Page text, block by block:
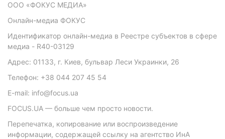
ООО «ФОКУС МЕДИА»
Онлайн-медиа ФОКУС
Идентификатор онлайн-медиа в Реестре субъектов в сфере
медиа - R40-03129
Адрес: 01133, г. Киев, бульвар Леси Украинки, 26
Телефон: +38 044 207 45 54
E-mail: info@focus.ua
FOCUS.UA — больше чем просто новости.
Перепечатка, копирование или воспроизведение
информации, содержащей ссылку на агентство ИнА